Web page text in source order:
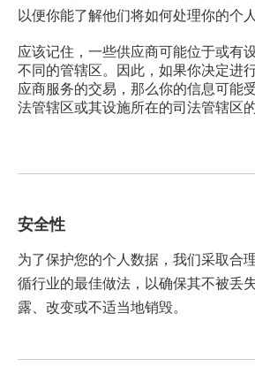
以便你能了解他们将如何处理你的个人
应该记住，一些供应商可能位于或有
不同的管辖区。因此，如果你决定进
应商服务的交易，那么你的信息可能
法管辖区或其设施所在的司法管辖区
安全性
为了保护您的个人数据，我们采取合
循行业的最佳做法，以确保其不被丢
露、改变或不适当地销毁。